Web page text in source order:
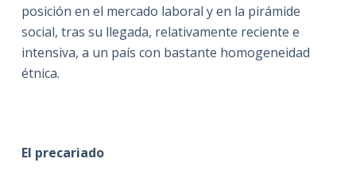
posición en el mercado laboral y en la pirámide
social, tras su llegada, relativamente reciente e
intensiva, a un país con bastante homogeneidad
étnica.
El precariado